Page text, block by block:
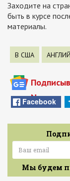
Заходите на
быть в курсе
материалы.
В США
News
Facebook
Мы будем